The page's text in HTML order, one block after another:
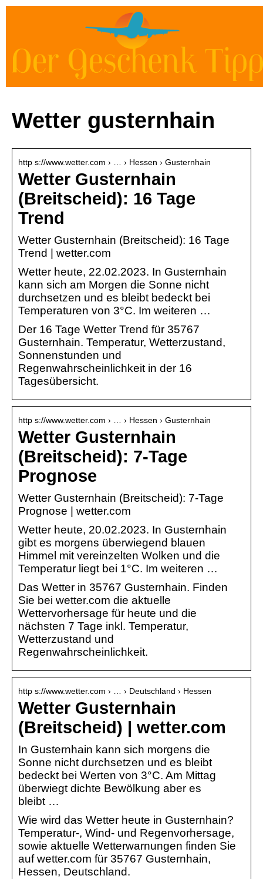
Wetter gusternhain
http s://www.wetter.com › … › Hessen › Gusternhain
Wetter Gusternhain
(Breitscheid): 16 Tage
Trend
Wetter Gusternhain (Breitscheid): 16 Tage
Trend | wetter.com
Wetter heute, 22.02.2023. In Gusternhain
kann sich am Morgen die Sonne nicht
durchsetzen und es bleibt bedeckt bei
Temperaturen von 3°C. Im weiteren …
Der 16 Tage Wetter Trend für 35767
Gusternhain. Temperatur, Wetterzustand,
Sonnenstunden und
Regenwahrscheinlichkeit in der 16
Tagesübersicht.
http s://www.wetter.com › … › Hessen › Gusternhain
Wetter Gusternhain
(Breitscheid): 7-Tage
Prognose
Wetter Gusternhain (Breitscheid): 7-Tage
Prognose | wetter.com
Wetter heute, 20.02.2023. In Gusternhain
gibt es morgens überwiegend blauen
Himmel mit vereinzelten Wolken und die
Temperatur liegt bei 1°C. Im weiteren …
Das Wetter in 35767 Gusternhain. Finden
Sie bei wetter.com die aktuelle
Wettervorhersage für heute und die
nächsten 7 Tage inkl. Temperatur,
Wetterzustand und
Regenwahrscheinlichkeit.
http s://www.wetter.com › … › Deutschland › Hessen
Wetter Gusternhain
(Breitscheid) | wetter.com
In Gusternhain kann sich morgens die
Sonne nicht durchsetzen und es bleibt
bedeckt bei Werten von 3°C. Am Mittag
überwiegt dichte Bewölkung aber es
bleibt …
Wie wird das Wetter heute in Gusternhain?
Temperatur-, Wind- und Regenvorhersage,
sowie aktuelle Wetterwarnungen finden Sie
auf wetter.com für 35767 Gusternhain,
Hessen, Deutschland.